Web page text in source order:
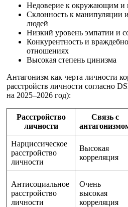
Недоверие к окружающим и
Склонность к манипуляции
людей
Низкий уровень эмпатии и
Конкурентность и
отношениях
Высокая степень цинизма
Антагонизм как черта личности
расстройств личности согласно
на 2025–2026 год):
Расстройство
личности
Связь с
Нарциссическое
расстройство
личности
Высокая
корреляция
Антисоциальное
расстройство
личности
Очень
высокая
корреляция